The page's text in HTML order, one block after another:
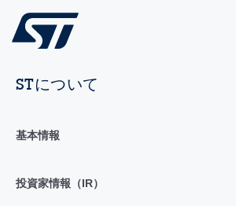
STについて
基本情報
投資家情報（IR）